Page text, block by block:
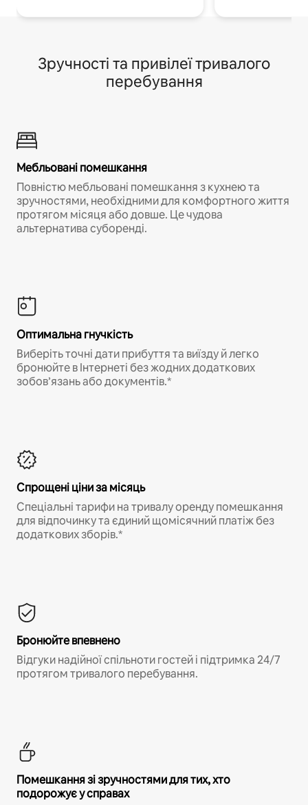
Зручності та привілеї тривалого
перебування
Мебльовані помешкання
Повністю мебльовані помешкання з кухнею та
зручностями, необхідними для комфортного життя
протягом місяця або довше. Це чудова
альтернатива суборенді.
Оптимальна гнучкість
Виберіть точні дати прибуття та виїзду й легко
бронюйте в Інтернеті без жодних додаткових
зобов’язань або документів.*
Спрощені ціни за місяць
Спеціальні тарифи на тривалу оренду помешкання
для відпочинку та єдиний щомісячний платіж без
додаткових зборів.*
Бронюйте впевнено
Відгуки надійної спільноти гостей і підтримка 24/7
протягом тривалого перебування.
Помешкання зі зручностями для тих, хто
подорожує у справах